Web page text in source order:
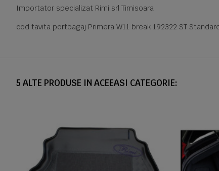
Importator specializat Rimi srl Timisoara
cod tavita portbagaj Primera W11 break 192322 ST
5 ALTE PRODUSE IN ACEEASI CATEGORIE: